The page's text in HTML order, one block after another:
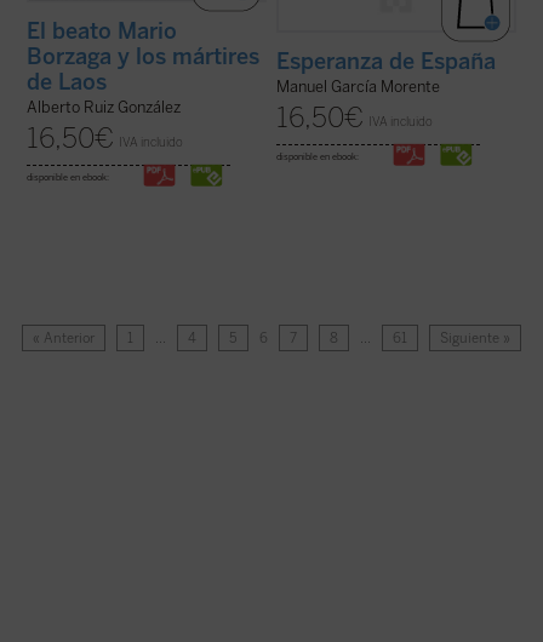
El beato Mario
Borzaga y los mártires
de Laos
Alberto Ruiz González
16,50€ IVA incluido
disponible en ebook:
Esperanza de España
Manuel García Morente
16,50€ IVA incluido
disponible en ebook:
« Anterior 1 … 4 5 6 7 8 … 61 Siguiente »